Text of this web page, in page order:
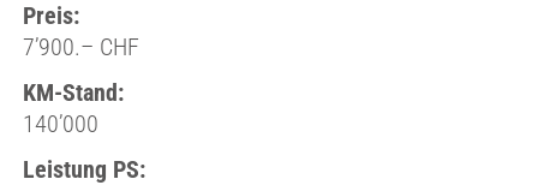
Preis:
7’900.– CHF
KM-Stand:
140’000
Leistung PS: